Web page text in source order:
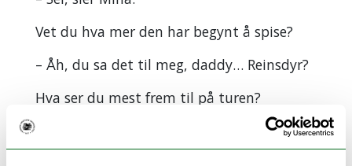
Vet du hva mer den har begynt å spise?
– Åh, du sa det til meg, daddy… Reinsdyr?
Hva ser du mest frem til på turen?
– Åh, isbjørn! Ja – og så gleder jeg meg
veldig til å være sammen med pappa. Og